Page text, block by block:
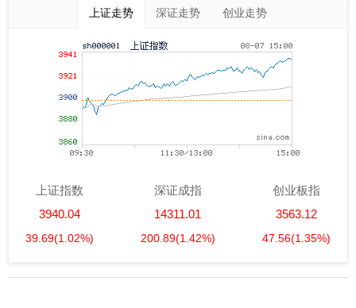
上证走势 深证走势 创业走势
上证指数
3940.04
39.69(1.02%)
深证成指
14311.01
200.89(1.42%)
创业板指
3563.12
47.56(1.35%)